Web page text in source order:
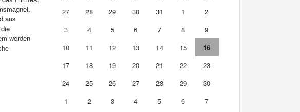
aus
werden
27
28 29 30 31 1
2
3
4 5 6 7 8
9
10
11 12 13 14 15
16
17
18 19 20 21 22
23
24
25 26 27 28 29
30
1
2 3 4 5 6 7